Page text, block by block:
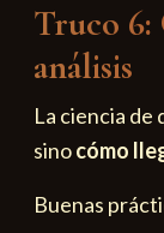
Truco 6:
análisis
La ciencia de
sinocómo
Buenas